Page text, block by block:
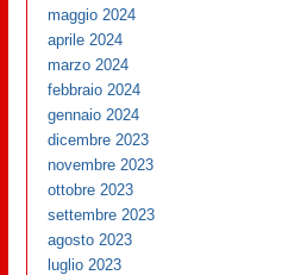
maggio 2024
aprile 2024
marzo 2024
febbraio 2024
gennaio 2024
dicembre 2023
novembre 2023
ottobre 2023
settembre 2023
agosto 2023
luglio 2023